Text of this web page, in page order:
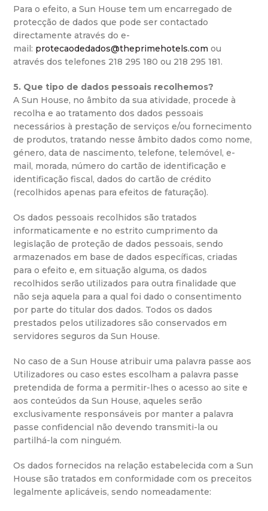
Para o efeito, a Sun House tem um encarregado de
protecção de dados que pode ser contactado
directamente através do e-
mail: protecaodedados@theprimehotels.com ou
através dos telefones 218 295 180 ou 218 295 181.
5. Que tipo de dados pessoais recolhemos?
A Sun House, no âmbito da sua atividade, procede à
recolha e ao tratamento dos dados pessoais
necessários à prestação de serviços e/ou fornecimento
de produtos, tratando nesse âmbito dados como nome,
género, data de nascimento, telefone, telemóvel, e-
mail, morada, número do cartão de identificação e
identificação fiscal, dados do cartão de crédito
(recolhidos apenas para efeitos de faturação).
Os dados pessoais recolhidos são tratados
informaticamente e no estrito cumprimento da
legislação de proteção de dados pessoais, sendo
armazenados em base de dados específicas, criadas
para o efeito e, em situação alguma, os dados
recolhidos serão utilizados para outra finalidade que
não seja aquela para a qual foi dado o consentimento
por parte do titular dos dados. Todos os dados
prestados pelos utilizadores são conservados em
servidores seguros da Sun House.
No caso de a Sun House atribuir uma palavra passe aos
Utilizadores ou caso estes escolham a palavra passe
pretendida de forma a permitir-lhes o acesso ao site e
aos conteúdos da Sun House, aqueles serão
exclusivamente responsáveis por manter a palavra
passe confidencial não devendo transmiti-la ou
partilhá-la com ninguém.
Os dados fornecidos na relação estabelecida com a Sun
House são tratados em conformidade com os preceitos
legalmente aplicáveis, sendo nomeadamente: